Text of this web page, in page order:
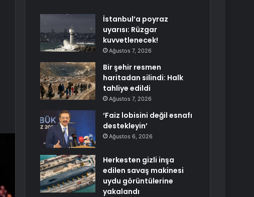
İstanbul’a poyraz
uyarısı: Rüzgar
kuvvetlenecek!
Ağustos 7, 2026
Bir şehir resmen
haritadan silindi: Halk
tahliye edildi
Ağustos 7, 2026
‘Faiz lobisini değil esnafı
destekleyin’
Ağustos 6, 2026
Herkesten gizli inşa
edilen savaş makinesi
uydu görüntülerine
yakalandı